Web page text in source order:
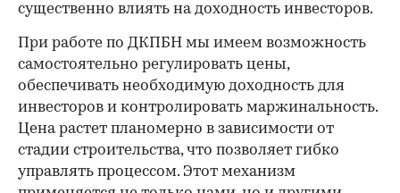
существенно влиять на доходность инвесторов.
При работе по ДКПБН мы имеем возможность
самостоятельно регулировать цены,
обеспечивать необходимую доходность для
инвесторов и контролировать маржинальность.
Цена растет планомерно в зависимости от
стадии строительства, что позволяет гибко
управлять процессом. Этот механизм